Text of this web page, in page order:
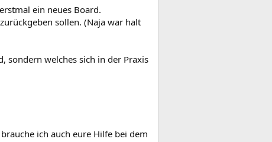
ein neues Board.
sollen. (Naja war halt
sondern welches sich in der Praxis
ich auch eure Hilfe bei dem